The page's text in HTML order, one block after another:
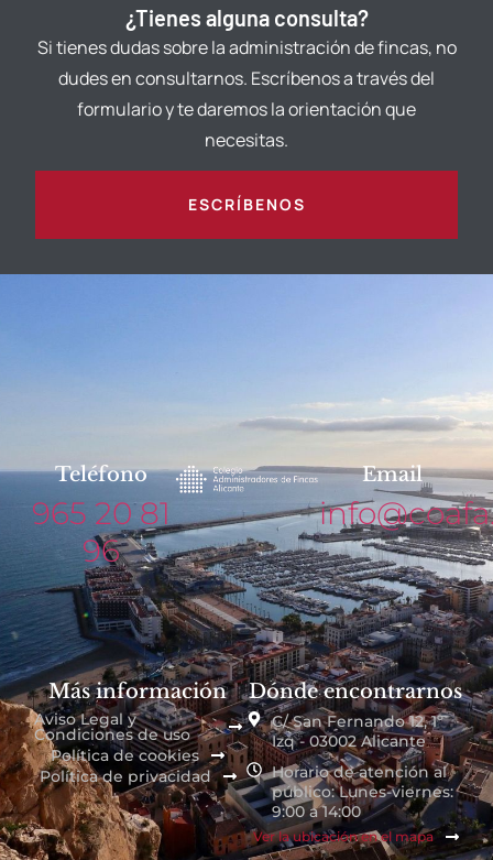
¿Tienes alguna consulta?
Si tienes dudas sobre la administración de fincas, no
dudes en consultarnos. Escríbenos a través del
formulario y te daremos la orientación que
necesitas.
ESCRÍBENOS
Teléfono
965 20 81
96
Email
Más información
Aviso Legal y
Condiciones de uso
Política de cookies
Política de privacidad
Dónde encontrarnos
C/ San Fernando 12, 1º
Izq - 03002 Alicante
Horario de atención al
público: Lunes-viernes:
9:00 a 14:00
Ver la ubicación en el mapa